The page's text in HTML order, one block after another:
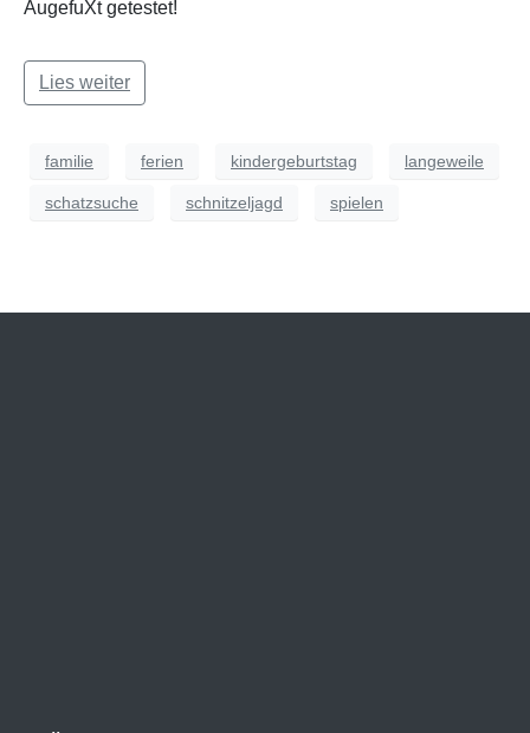
AugefuXt getestet!
Lies weiter
familie ferien kindergeburtstag langeweile
schatzsuche schnitzeljagd spielen